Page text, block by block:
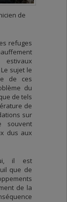
de
refuges
sujet le
de ces
du
de tels
de
sur
souvent
dus aux
il est
que de
de la